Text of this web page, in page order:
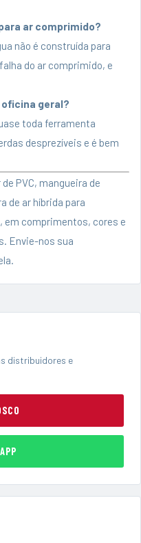
ar comprimido?
não é construída para
do ar comprimido, e
oficina geral?
toda ferramenta
desprezíveis e é bem
PVC, mangueira de
de ar híbrida para
em comprimentos, cores e
Envie-nos sua
distribuidores e